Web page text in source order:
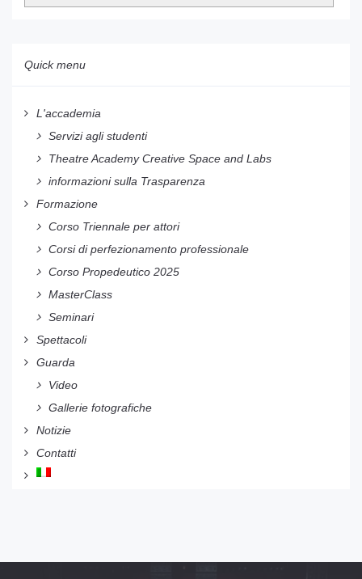
Quick menu
L'accademia
Servizi agli studenti
Theatre Academy Creative Space and Labs
informazioni sulla Trasparenza
Formazione
Corso Triennale per attori
Corsi di perfezionamento professionale
Corso Propedeutico 2025
MasterClass
Seminari
Spettacoli
Guarda
Video
Gallerie fotografiche
Notizie
Contatti